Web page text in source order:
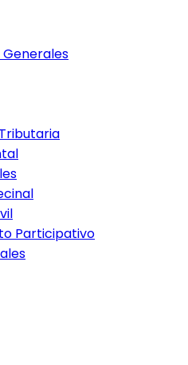
Participativo